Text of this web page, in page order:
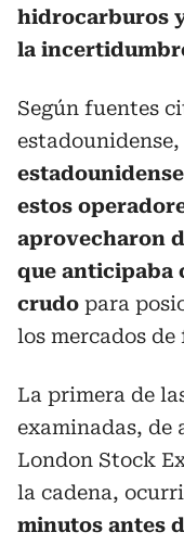
hidrocarburos
la
Según fuentes
estadounidense,
estos
aprovecharon
que anticipaba
crudo para
los mercados
La primera de
examinadas, de
London Stock
la cadena,
minutos antes